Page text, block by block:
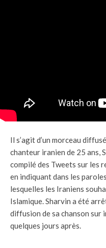
Il s’agit d’un morceau
chanteur iranien de 25 ans,
compilé des Tweets sur les
en indiquant dans les
lesquelles les Iraniens
Islamique. Sharvin a été
diffusion de sa chanson sur
quelques jours après.